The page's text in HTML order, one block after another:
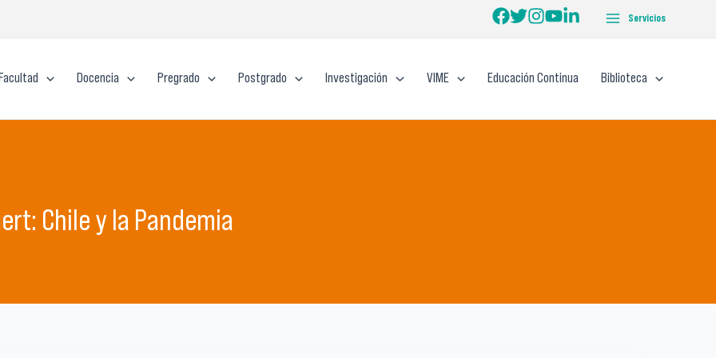
Servicios
Docencia Pregrado Postgrado Investigación VIME Educación Continua Biblioteca
Chile y la Pandemia